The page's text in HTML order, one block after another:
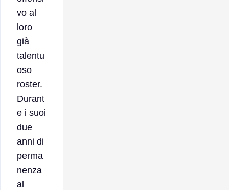
vo al
loro
già
talentu
oso
roster.
Durant
e i suoi
due
anni di
perma
nenza
al